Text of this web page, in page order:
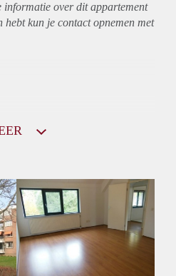
informatie over ditappartement
kun je contact opnemen met